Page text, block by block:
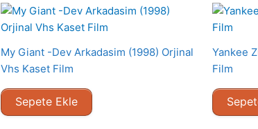
My Giant -Dev Arkadasim (1998) Orjinal
Vhs Kaset Film
Sepete Ekle
Yankee
Film